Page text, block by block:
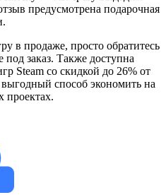
предусмотрена подарочная
в продаже, просто обратитесь
заказ. Также доступна
Steam со скидкой до 26% от
способ экономить на
проектах.